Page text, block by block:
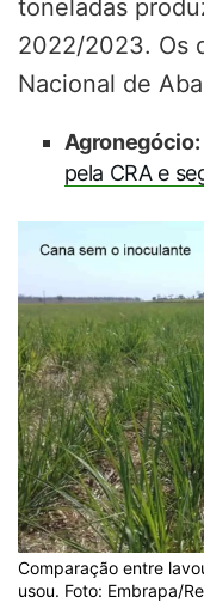
toneladas
2022/2023. Os
Nacional de
Agronegócio:
pela CRA e
Comparação entre
usou. Foto: Embrapa/